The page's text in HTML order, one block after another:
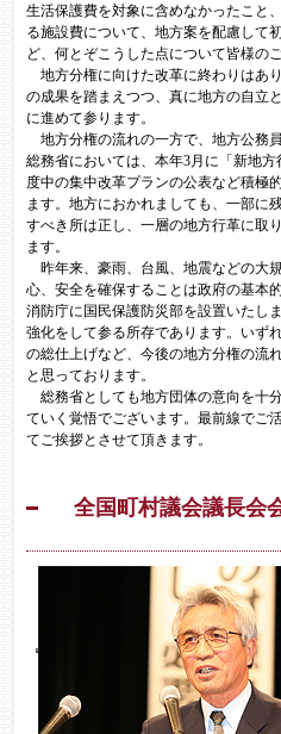
生活保護費を対象に含めなかったこと
る施設費について、地方案を配慮して
ど、何とぞこうした点について皆様の
地方分権に向けた改革に終わりはあ
の成果を踏まえつつ、真に地方の自立
に進めて参ります。
地方分権の流れの一方で、地方公務
総務省においては、本年3月に「新地
度中の集中改革プランの公表など積極
ます。地方におかれましても、一部に
すべき所は正し、一層の地方行革に取
ます。
昨年来、豪雨、台風、地震などの大
心、安全を確保することは政府の基本
消防庁に国民保護防災部を設置いたし
強化をして参る所存であります。いず
の総仕上げなど、今後の地方分権の流
と思っております。
総務省としても地方団体の意向を十
ていく覚悟でございます。最前線でご
てご挨拶とさせて頂きます。
全国町村議会議長